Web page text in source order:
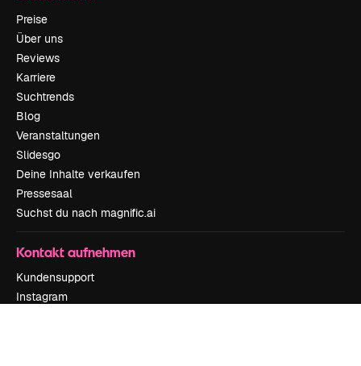
Preise
Über uns
Reviews
Karriere
Suchtrends
Blog
Veranstaltungen
Slidesgo
Deine Inhalte verkaufen
Pressesaal
Suchst du nach magnific.ai
Kontakt aufnehmen
Kundensupport
Instagram